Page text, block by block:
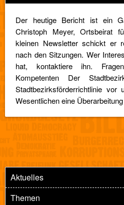
Der heutige Bericht ist ein
Christoph Meyer, Ortsbeirat
kleinen Newsletter schickt er
nach den Sitzungen. Wer
hat, kontaktiere ihn.
Kompetenten Der
Stadtbezirksförderrichtlinie
Wesentlichen eine
Aktuelles
Themen